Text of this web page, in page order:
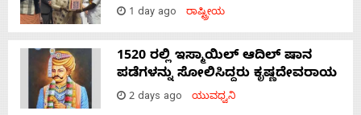
1 day ago ರಾಷ್ಟ್ರೀಯ
1520 ರಲ್ಲಿ ಇಸ್ಮಾಯಿಲ್ ಆದಿಲ್ ಷಾನ
ಪಡೆಗಳನ್ನು ಸೋಲಿಸಿದ್ದರು ಕೃಷ್ಣದೇವರಾಯ
2 days ago ಯುವಧ್ವನಿ